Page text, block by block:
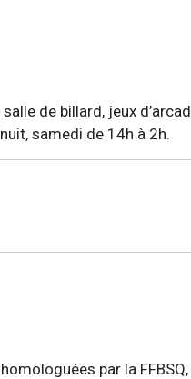
de billard, jeux
samedi de 14h à 2h.
par la